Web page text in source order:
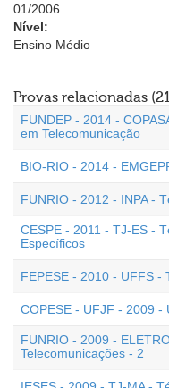
01/2006
Nível:
Ensino Médio
Provas relacionadas
FUNDEP - 2014 -
em Telecomunicação
BIO-RIO - 2014 -
FUNRIO - 2012 - INPA -
CESPE - 2011 - TJ-ES -
Específicos
FEPESE - 2010 - UFFS -
COPESE - UFJF - 2009 -
FUNRIO - 2009 -
Telecomunicações - 2